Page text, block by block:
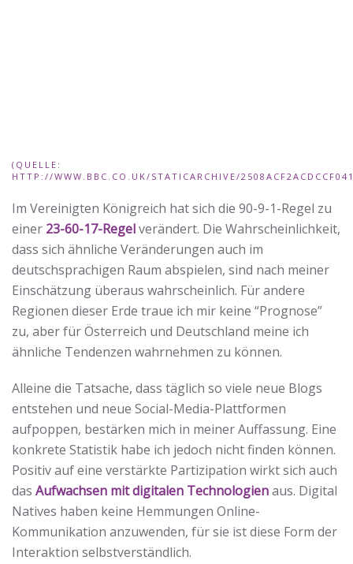
(QUELLE:
HTTP://WWW.BBC.CO.UK/STATICARCHIVE/
Im Vereinigten Königreich hat sich die 90-9-1-Regel zu
einer 23-60-17-Regelverändert. Die Wahrscheinlichkeit,
dass sich ähnliche Veränderungen auch im
deutschsprachigen Raum abspielen, sind nach meiner
Einschätzung überaus wahrscheinlich. Für andere
Regionen dieser Erde traue ich mir keine “Prognose”
zu, aber für Österreich und Deutschland meine ich
ähnliche Tendenzen wahrnehmen zu können.
Alleine die Tatsache, dass täglich so viele neue Blogs
entstehen und neue Social-Media-Plattformen
aufpoppen, bestärken mich in meiner Auffassung. Eine
konkrete Statistik habe ich jedoch nicht finden können.
Positiv auf eine verstärkte Partizipation wirkt sich auch
das Aufwachsen mit digitalen Technologienaus. Digital
Natives haben keine Hemmungen Online-
Kommunikation anzuwenden, für sie ist diese Form der
Interaktion selbstverständlich.